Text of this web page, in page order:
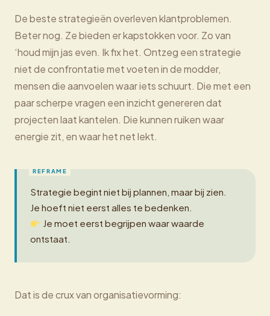
De beste strategieën overleven klantproblemen.
Beter nog. Ze bieden er kapstokken voor. Zo van
‘houd mijn jas even. Ik fix het. Ontzeg een strategie
niet de confrontatie met voeten in de modder,
mensen die aanvoelen waar iets schuurt. Die met een
paar scherpe vragen een inzicht genereren dat
projecten laat kantelen. Die kunnen ruiken waar
energie zit, en waar het net lekt.
Strategie begint niet bij plannen, maar bij zien.
Je hoeft niet eerst alles te bedenken.
Je moet eerst begrijpen waar waarde
ontstaat.
Dat is de crux van organisatievorming: